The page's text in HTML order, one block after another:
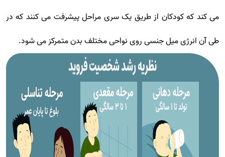
می کند که کودکان از طریق یک سری مراحل پیشرفت می کنند که در
طی آن انرژی میل جنسی روی نواحی مختلف بدن متمرکز می شود.